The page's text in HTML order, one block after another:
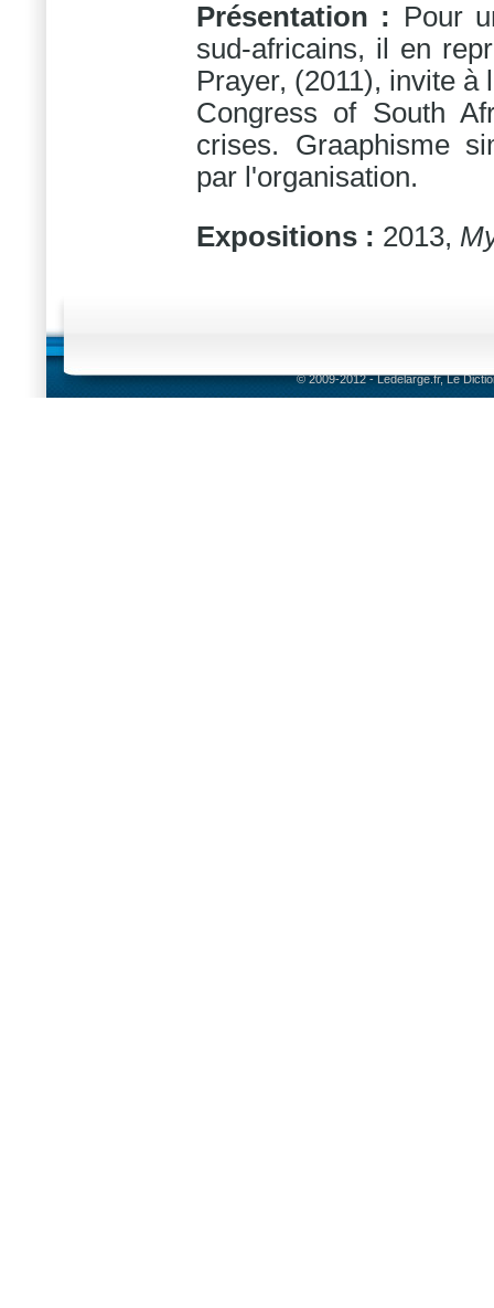
Présentation : Pour
sud-africains, il en
Prayer, (2011), invite à
Congress of South
crises. Graaphisme
par l'organisation.
Expositions : 2013,
© 2009-2012 - Ledelarge.fr, Le